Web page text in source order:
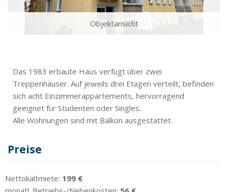
Objektansicht
Das 1983 erbaute Haus verfügt über zwei
Treppenhäuser. Auf jeweils drei Etagen verteilt, befinden
sich acht Einzimmerappartements, hervorragend
geeignet für Studenten oder Singles.
Alle Wohnungen sind mit Balkon ausgestattet.
Preise
Nettokaltmiete: 199 €